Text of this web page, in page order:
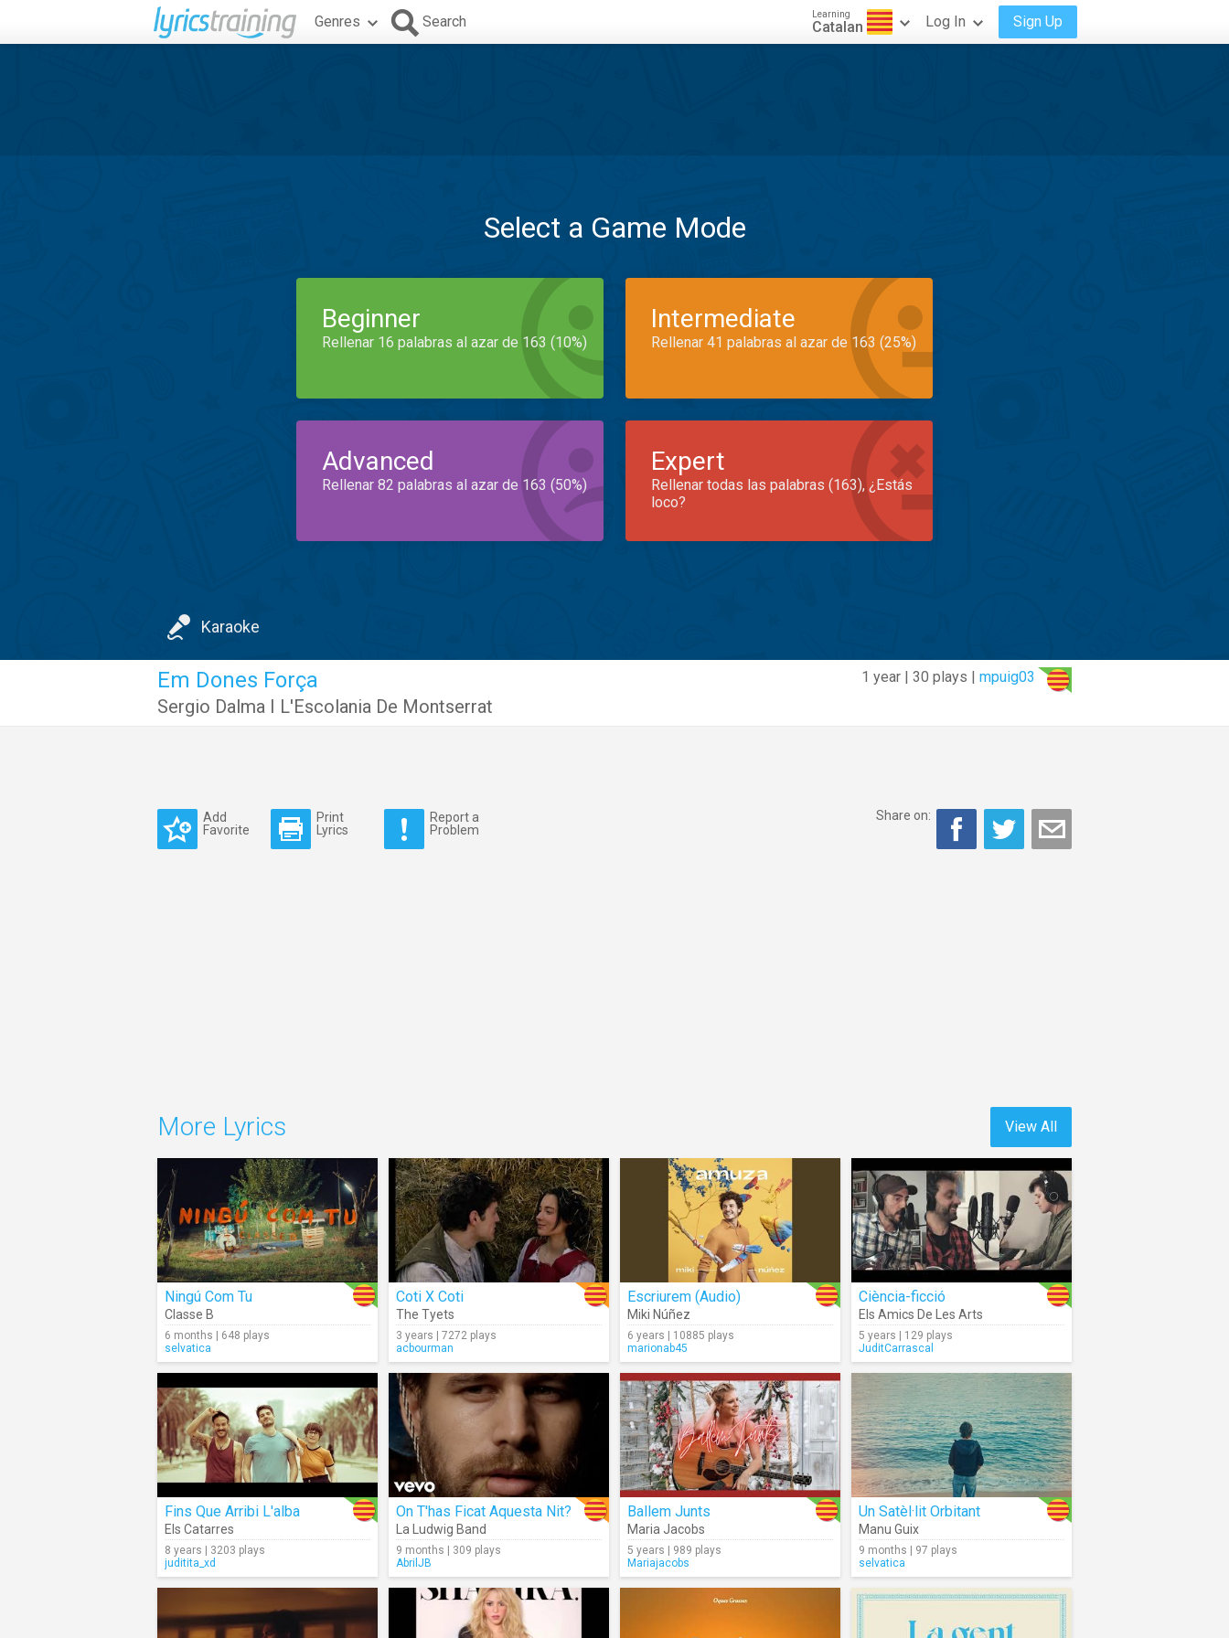
Genres Search Learning
Catalan Log In Sign Up
Select a Game Mode
Beginner
Rellenar 16 palabras al azar de 163 (10%)
Intermediate
Rellenar 41 palabras al azar de 163 (25%)
Advanced
Rellenar 82 palabras al azar de 163 (50%)
Expert
Rellenar todas las palabras (163), ¿Estás
loco?
Karaoke
1 year | 30 plays | mpuig03
Em Dones Força
Sergio Dalma I L'Escolania De Montserrat
Add
Favorite
Print
Lyrics
Report a
Problem
Share on:
View All
More Lyrics
Ningú Com Tu
Classe B
6 months | 648 plays
selvatica
Coti X Coti
The Tyets
3 years | 7272 plays
acbourman
Escriurem (Audio)
Miki Núñez
6 years | 10885 plays
marionab45
Ciència-ficció
Els Amics De Les Arts
5 years | 129 plays
JuditCarrascal
Fins Que Arribi L'alba
Els Catarres
8 years | 3203 plays
juditita_xd
On T'has Ficat Aquesta Nit?
La Ludwig Band
9 months | 309 plays
AbrilJB
Ballem Junts
Maria Jacobs
5 years | 989 plays
Mariajacobs
Un Satèl·lit Orbitant
Manu Guix
9 months | 97 plays
selvatica